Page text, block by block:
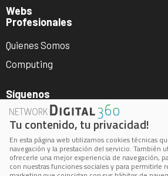
Webs
Profesionales
Quienes Somos
Computing
Síguenos
Tu contenido, tu privacidad!
En esta página web utilizamos cookies técnicas
navegación y la prestación del servicio. También
ofrecerle una mejor experiencia de navegación,
con nuestras funciones sociales y para permitirle